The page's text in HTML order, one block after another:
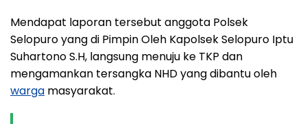
Mendapat laporan tersebut anggota Polsek
Selopuro yang di Pimpin Oleh Kapolsek Selopuro Iptu
Suhartono S.H, langsung menuju ke TKP dan
mengamankan tersangka NHD yang dibantu oleh
warga masyarakat.